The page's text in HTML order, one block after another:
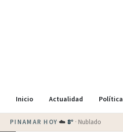
Inicio Actualidad Política
PINAMAR HOY·💵 Dólar blue$1525